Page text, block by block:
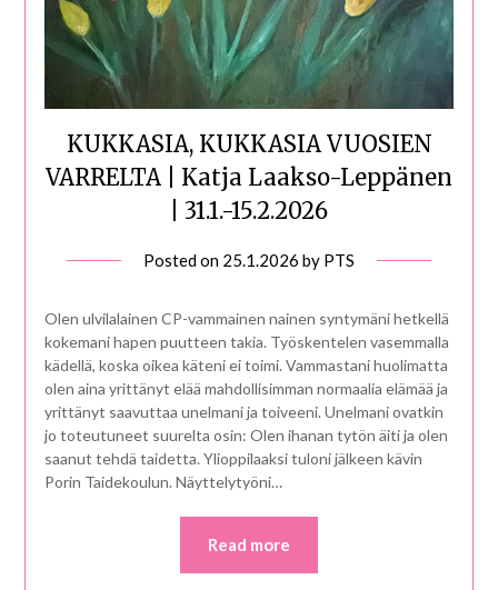
KUKKASIA, KUKKASIA VUOSIEN
VARRELTA | Katja Laakso-Leppänen
| 31.1.-15.2.2026
Posted on 25.1.2026 by PTS
Olen ulvilalainen CP-vammainen nainen syntymäni hetkellä
kokemani hapen puutteen takia. Työskentelen vasemmalla
kädellä, koska oikea käteni ei toimi. Vammastani huolimatta
olen aina yrittänyt elää mahdollisimman normaalia elämää ja
yrittänyt saavuttaa unelmani ja toiveeni. Unelmani ovatkin
jo toteutuneet suurelta osin: Olen ihanan tytön äiti ja olen
saanut tehdä taidetta. Ylioppilaaksi tuloni jälkeen kävin
Porin Taidekoulun. Näyttelytyöni…
Read more